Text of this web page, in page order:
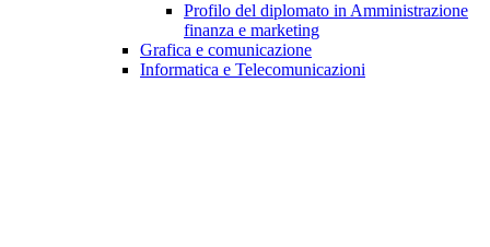
Profilo del diplomato in Amministrazione
finanza e marketing
Grafica e comunicazione
Informatica e Telecomunicazioni